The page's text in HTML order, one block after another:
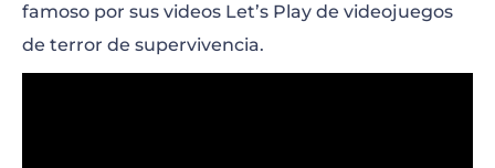
famoso por sus videos Let’s Play de videojuegos
de terror de supervivencia.